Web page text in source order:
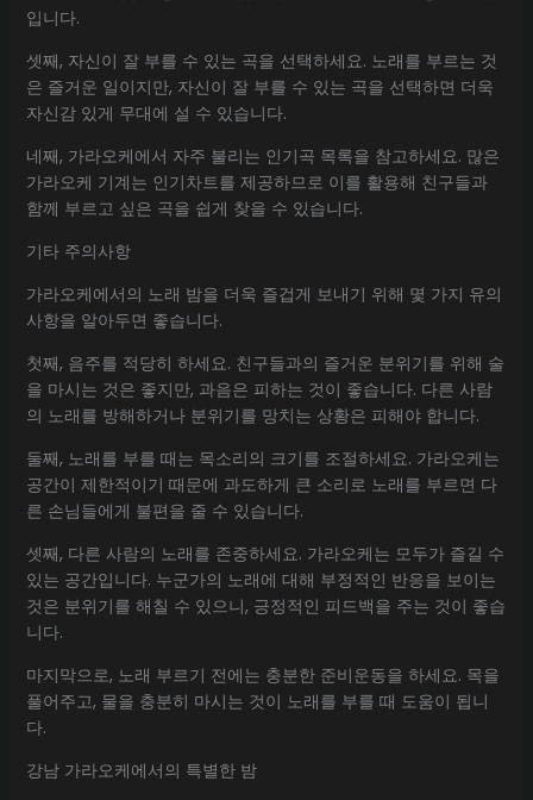
입니다.
셋째, 자신이 잘 부를 수 있는 곡을 선택하세요. 노래를 부르는 것
은 즐거운 일이지만, 자신이 잘 부를 수 있는 곡을 선택하면 더욱
자신감 있게 무대에 설 수 있습니다.
네째, 가라오케에서 자주 불리는 인기곡 목록을 참고하세요. 많은
가라오케 기계는 인기차트를 제공하므로 이를 활용해 친구들과
함께 부르고 싶은 곡을 쉽게 찾을 수 있습니다.
기타 주의사항
가라오케에서의 노래 밤을 더욱 즐겁게 보내기 위해 몇 가지 유의
사항을 알아두면 좋습니다.
첫째, 음주를 적당히 하세요. 친구들과의 즐거운 분위기를 위해 술
을 마시는 것은 좋지만, 과음은 피하는 것이 좋습니다. 다른 사람
의 노래를 방해하거나 분위기를 망치는 상황은 피해야 합니다.
둘째, 노래를 부를 때는 목소리의 크기를 조절하세요. 가라오케는
공간이 제한적이기 때문에 과도하게 큰 소리로 노래를 부르면 다
른 손님들에게 불편을 줄 수 있습니다.
셋째, 다른 사람의 노래를 존중하세요. 가라오케는 모두가 즐길 수
있는 공간입니다. 누군가의 노래에 대해 부정적인 반응을 보이는
것은 분위기를 해칠 수 있으니, 긍정적인 피드백을 주는 것이 좋습
니다.
마지막으로, 노래 부르기 전에는 충분한 준비운동을 하세요. 목을
풀어주고, 물을 충분히 마시는 것이 노래를 부를 때 도움이 됩니
다.
강남 가라오케에서의 특별한 밤